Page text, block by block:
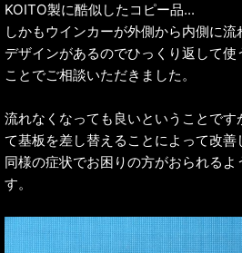
KOITO製に酷似したコピー品...
しかもウインカーが外側から内側に流
デザインがあるのでひっくり返して使
ことでご相談いただきました。
流れなくなっても良いということで
て基板を差し替えることによって改善
同様の症状でお困りの方がおられるよ
す。